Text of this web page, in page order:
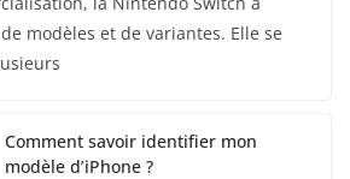
modèles et de variantes. Elle se
Comment savoir identifier mon
modèle d’iPhone ?